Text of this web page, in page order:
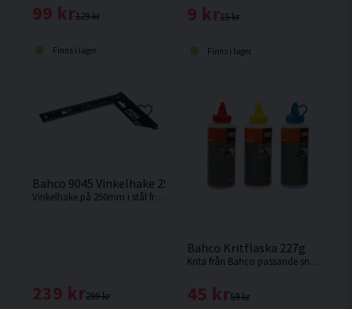
129 kr
99 kr
Finns i lager
15 kr
9 kr
Finns i lager
Bahco 9045 Vinkelhake 250mm
Vinkelhake på 250mm i stål från Bahco.
299 kr
239 kr
Bahco Kritflaska 227g
Krita från Bahco passande snörslå och andra markeringsverktyg.
59 kr
45 kr